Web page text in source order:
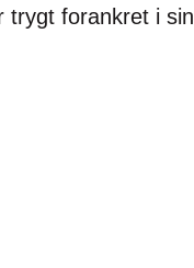
trygt forankret i sin